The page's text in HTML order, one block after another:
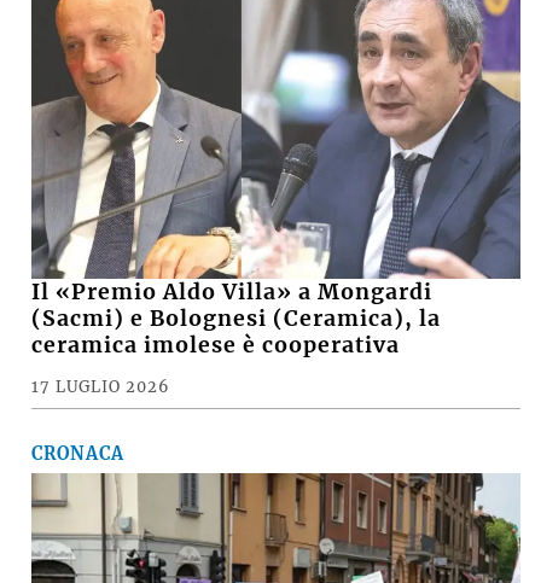
Il «Premio Aldo Villa» a Mongardi
(Sacmi) e Bolognesi (Ceramica), la
ceramica imolese è cooperativa
17 LUGLIO 2026
CRONACA